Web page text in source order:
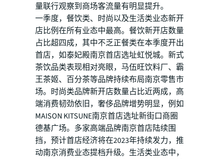
量联行观察到商场客流量有明显提升。
一季度，餐饮类、时尚以及生活类业态新开
店比例在所有业态中最高。餐饮新开店数量
占比超四成，其中不乏正餐类在本季度开出
首店，如泰妃殿南京首店选址虹悦城。新式
茶饮品类表现相对亮眼，马伍旺饮料厂、霸
王茶姬、百分茶等品牌持续布局南京零售市
场。时尚类品牌新开店数量占比近两成，高
端消费韧劲依旧，奢侈品牌增势明显，例如
MAISON KITSUNE南京首店选址新街口商圈
德基广场。多家高端品牌南京首店陆续围
挡，预计首店经济将在2023年持续发力，推
动南京消费业态提档升级。生活类业态中，